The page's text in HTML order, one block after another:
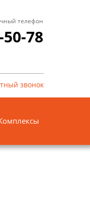
телефон
78
звонок